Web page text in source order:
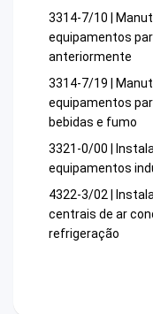
3314-7/10 |
equipamentos
anteriormente
3314-7/19 |
equipamentos
bebidas e fumo
3321-0/00 |
equipamentos
4322-3/02 |
centrais de ar
refrigeração